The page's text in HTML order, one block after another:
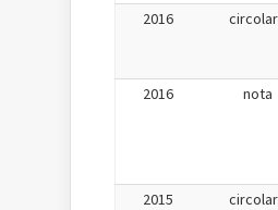
2016
2016
nota
2015